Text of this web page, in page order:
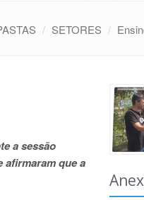
SETORES
a sessão
afirmaram que a